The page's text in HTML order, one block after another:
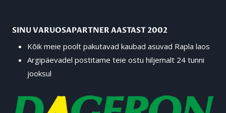
SINU VARUOSAPARTNER AASTAST 2002
Kõik meie poolt pakutavad kaubad asuvad Rapla laos
Argipäevadel postitame teie ostu hiljemalt 24 tunni
jooksul